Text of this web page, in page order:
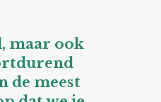
maar ook
de meest